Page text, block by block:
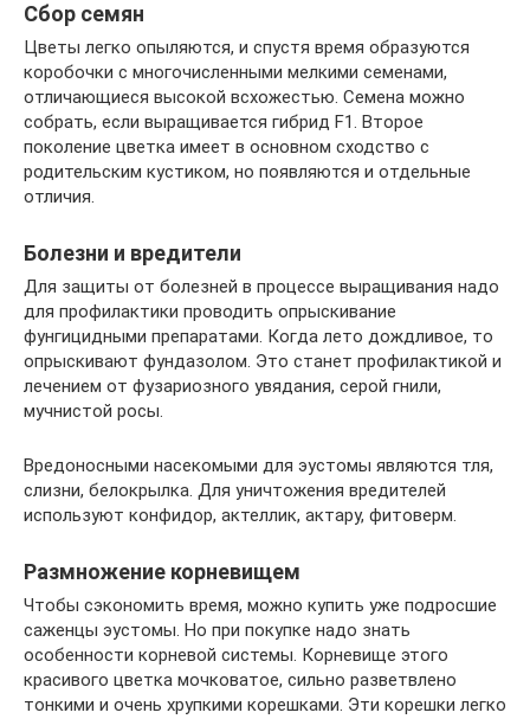
Сбор семян
Цветы легко опыляются, и спустя время образуются
коробочки с многочисленными мелкими семенами,
отличающиеся высокой всхожестью. Семена можно
собрать, если выращивается гибрид F1. Второе
поколение цветка имеет в основном сходство с
родительским кустиком, но появляются и отдельные
отличия.
Болезни и вредители
Для защиты от болезней в процессе выращивания надо
для профилактики проводить опрыскивание
фунгицидными препаратами. Когда лето дождливое, то
опрыскивают фундазолом. Это станет профилактикой и
лечением от фузариозного увядания, серой гнили,
мучнистой росы.
Вредоносными насекомыми для эустомы являются тля,
слизни, белокрылка. Для уничтожения вредителей
используют конфидор, актеллик, актару, фитоверм.
Размножение корневищем
Чтобы сэкономить время, можно купить уже подросшие
саженцы эустомы. Но при покупке надо знать
особенности корневой системы. Корневище этого
красивого цветка мочковатое, сильно разветвлено
тонкими и очень хрупкими корешками. Эти корешки легко